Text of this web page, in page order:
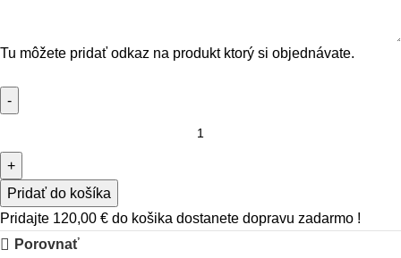
Tu môžete pridať odkaz na produkt ktorý si objednávate.
Pridať do košíka
Pridajte 120,00 € do košika dostanete dopravu zadarmo !
Porovnať